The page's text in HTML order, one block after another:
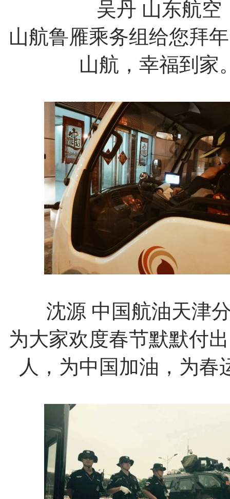
吴丹 山东航空
山航鲁雁乘务组给您拜
山航，幸福到家
沈源 中国航油天津
为大家欢度春节默默付
人，为中国加油，为春